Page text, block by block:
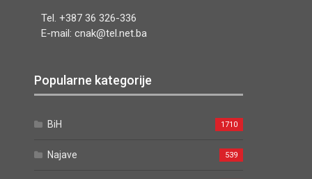
Tel. +387 36 326-336
E-mail: cnak@tel.net.ba
Popularne kategorije
BiH 1710
Najave 539